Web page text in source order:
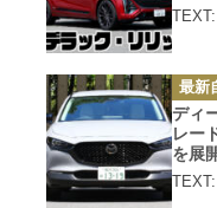
カ
テ
ゴ
リ
ー
ディ
レー
を展